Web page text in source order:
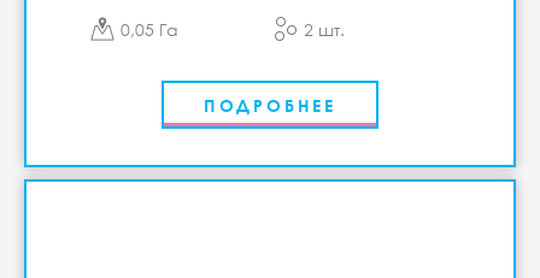
0,05 Га 2 шт.
ПОДРОБНЕЕ